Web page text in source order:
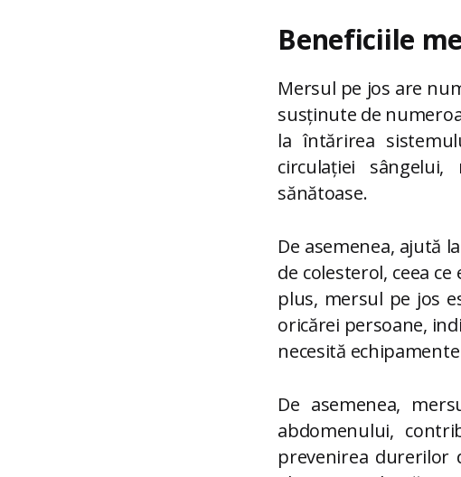
Beneficiile
Mersul pe jos are
susținute de
la întărirea
circulației
sănătoase.
De asemenea, ajută
de colesterol, ceea
plus, mersul pe jos
oricărei persoane,
necesită
De asemenea,
abdomenului,
prevenirea durerilor